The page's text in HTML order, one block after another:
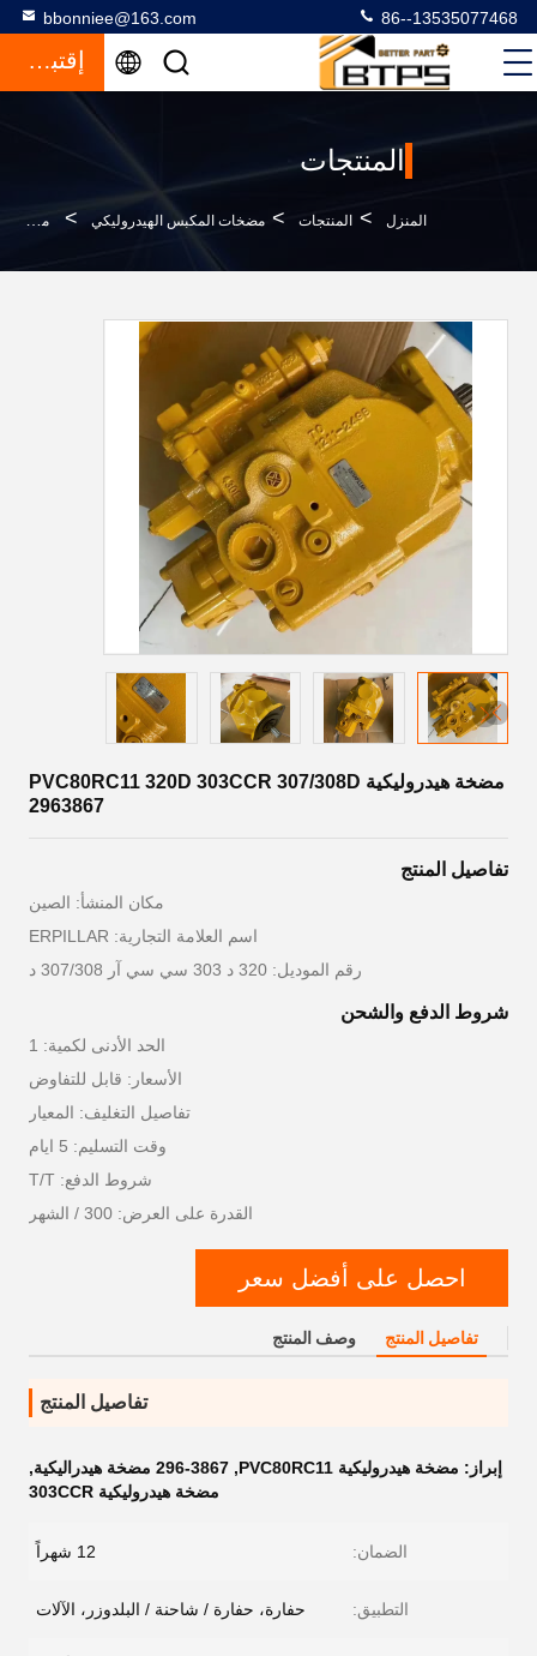
bbonniee@163.com 86--13535077468
إقتباس
المنتجات
المنزل > المنتجات > مضخات المكبس الهيدروليكي > مضخة هيدروليكية PVC80RC11 320D 303CCR 307/308D 2963867
مضخة هيدروليكية PVC80RC11 320D 303CCR 307/308D
2963867
تفاصيل المنتج
مكان المنشأ: الصين
اسم العلامة التجارية: ERPILLAR
رقم الموديل: 320 د 303 سي سي آر 307/308 د
شروط الدفع والشحن
الحد الأدنى لكمية: 1
الأسعار: قابل للتفاوض
تفاصيل التغليف: المعيار
وقت التسليم: 5 ايام
شروط الدفع: T/T
القدرة على العرض: 300 / الشهر
احصل على أفضل سعر
تفاصيل المنتج وصف المنتج
تفاصيل المنتج
إبراز: مضخة هيدروليكية PVC80RC11 , 296-3867 مضخة هيدراليكية
,
مضخة هيدروليكية 303CCR
الضمان: 12 شهراً
التطبيق: حفارة، حفارة / شاحنة / البلدوزر، الآلات